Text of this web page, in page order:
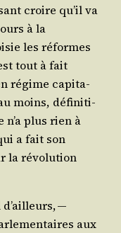
croire qu’il va
à la
les réformes
tout à fait
régime capi­ta­
moins, défi­ni­ti­
plus rien à
a fait son
la révo­lu­tion
—
aux